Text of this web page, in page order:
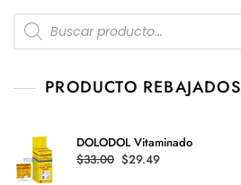
Products
search
PRODUCTO REBAJADOS
DOLODOL Vitaminado
$33.00 Original
$29.49